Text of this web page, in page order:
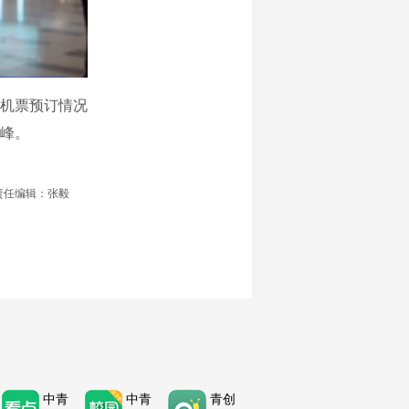
票预订情况
。
任编辑：张毅
中青 中青 青创